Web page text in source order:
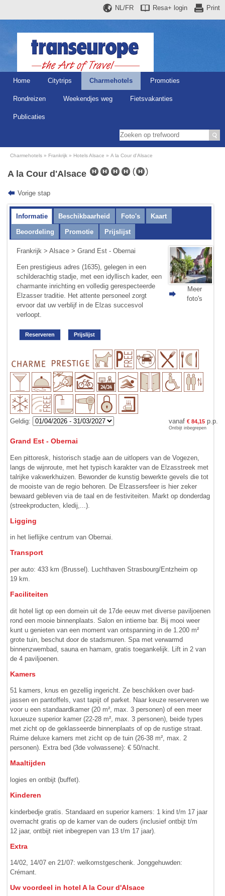
Print
Resa+ login
NL/FR
Home Citytrips Charmehotels Promoties
Rondreizen Weekendjes weg Fietsvakanties
Publicaties
Charmehotels Frankrijk Hotels Alsace A la Cour d'Alsace
A la Cour d'Alsace
Vorige stap
Informatie Beschikbaarheid Foto's Kaart
Beoordeling Promotie Prijslijst
Frankrijk >Alsace > Grand Est - Obernai
Een prestigieus adres (1635), gelegen in een
schilderachtig stadje, met een idyl­lisch kader, een
charmante inrichting en volledig gerespecteerde
Elzasser traditie. Het attente personeel zorgt
ervoor dat uw verblijf in de Elzas succesvol
verloopt.
Reserveren Prijslijst
Meer
foto's
Geldig: vanaf € 84,15p.p.
Ontbijt inbegrepen
Grand Est - Obernai
Een pittoresk, historisch stadje aan de uitlopers van de Voge­zen,
langs de wijnroute, met het typisch karakter van de Elzas­streek met
talrijke vak­werk­huizen. Bewonder de kunstig bewerkte gevels die tot
de mooiste van de regio behoren. De Elzassersfeer is hier zeker
bewaard gebleven via de taal en de festiviteiten. Markt op donderdag
(streekproducten, kledij,...).
Ligging
in het lieflijke centrum van Obernai.
Transport
per auto: 433 km (Brussel). Luchthaven Strasbourg/Entzheim op
19 km.
Faciliteiten
dit hotel ligt op een domein uit de 17de eeuw met diverse pavil­joe­nen
rond een mooie binnenplaats. Salon en intieme bar. Bij mooi weer
kunt u genieten van een moment van ontspanning in de 1.200 m²
grote tuin, beschut door de stadsmuren. Spa met verwarmd
binnenzwembad, sauna en hamam, gratis toegankelijk. Lift in 2 van
de 4 paviljoenen.
Kamers
51 kamers, knus en gezellig ingericht. Ze beschikken over bad­
jassen en pantoffels, vast tapijt of parket. Naar keuze reserveren we
voor u een standaard­kamer (20 m², max. 3 personen) of een meer
luxueuze superior kamer (22-28 m², max. 3 personen), beide types
met zicht op de geklasseerde binnenplaats of op de rustige straat.
Ruime deluxe kamers met zicht op de tuin (26-38 m², max. 2
personen). Extra bed (3de volwassene): € 50/nacht.
Maaltijden
logies en ontbijt (buffet).
Kinderen
kinderbedje gratis. Standaard en superior kamers: 1 kind t/m 17 jaar
overnacht gratis op de kamer van de ouders (inclusief ontbijt t/m
12 jaar, ontbijt niet inbegrepen van 13 t/m 17 jaar).
Extra
14/02, 14/07 en 21/07: welkomstgeschenk. Jonggehuwden:
Crémant.
Uw voordeel in hotel A la Cour d'Alsace